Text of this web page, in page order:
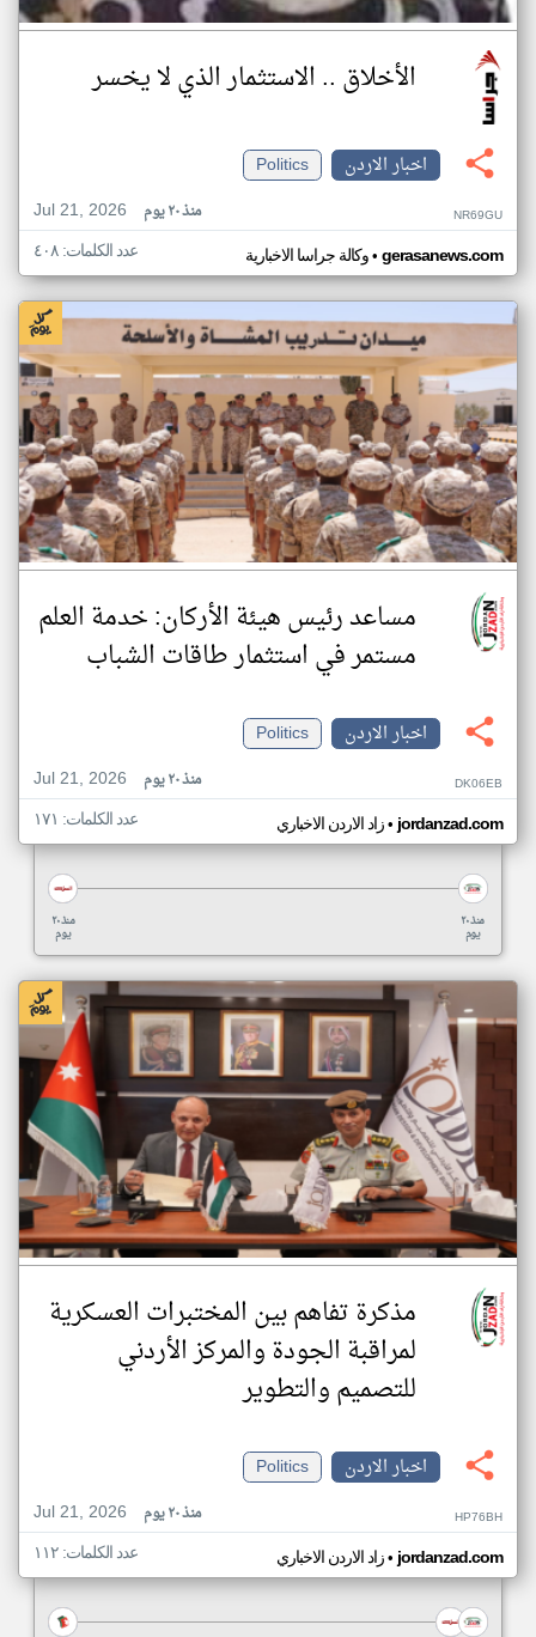
الأخلاق .. الاستثمار الذي لا يخسر
اخبار الاردن
Politics
Jul 21, 2026
منذ ٢٠ يوم NR69GU
وكالة جراسا الاخبارية• gerasanews.com عدد الكلمات: ٤٠٨
مساعد رئيس هيئة الأركان: خدمة العلم
مستمر في استثمار طاقات الشباب
اخبار الاردن
Politics
Jul 21, 2026
منذ ٢٠ يوم DK06EB
زاد الاردن الاخباري•jordanzad.com عدد الكلمات: ١٧١
منذ ٢٠
يوم
منذ ٢٠
يوم
مذكرة تفاهم بين المختبرات العسكرية
لمراقبة الجودة والمركز الأردني
للتصميم والتطوير
اخبار الاردن
Politics
Jul 21, 2026
منذ ٢٠ يوم HP76BH
زاد الاردن الاخباري•jordanzad.com عدد الكلمات: ١١٢